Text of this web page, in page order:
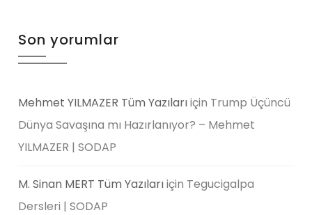
Son yorumlar
Mehmet YILMAZER Tüm Yazılarıiçin Trump Üçüncü
Dünya Savaşına mı Hazırlanıyor? – Mehmet
YILMAZER | SODAP
M. Sinan MERT Tüm Yazılarıiçin Tegucigalpa
Dersleri | SODAP